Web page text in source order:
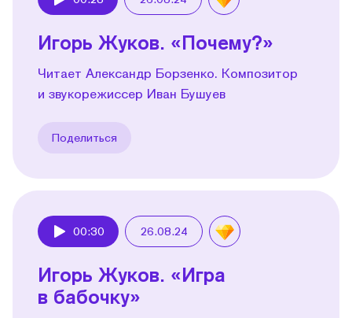
Игорь Жуков. «Почему?»
Читает Александр Борзенко. Композитор
и звукорежиссер Иван Бушуев
Поделиться
00:30 26.08.24
Игорь Жуков. «Игра
в бабочку»